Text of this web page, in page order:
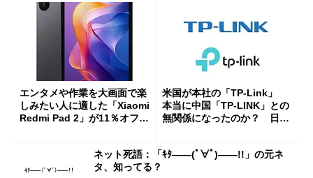
エンタメや作業を大画面で楽
しみたい人に適した「Xiaomi
Redmi Pad 2」が11％オフの
米国が本社の「TP-Link」
本当に中国「TP-LINK」との
無関係になったのか？ 日本
ネット死語：「ｷﾀ――(ﾟ∀ﾟ)――!!」の元ネ
タ、知ってる？